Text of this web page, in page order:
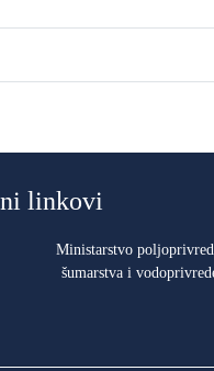
linkovi
Ministarstvo
šumarstva i